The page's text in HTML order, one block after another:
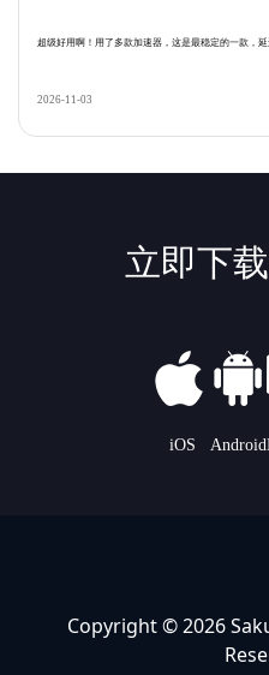
超级好用啊！用了多款加速器，这是最稳定的一款，
2026-11-03
立即下
iOS Android
Copyright ©️ 2026